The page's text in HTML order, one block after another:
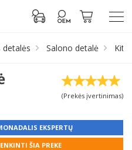
detalės Salono detalė Kita
(Prekės įvertinimas)
EKSPERTŲ
ŠIA PREKE